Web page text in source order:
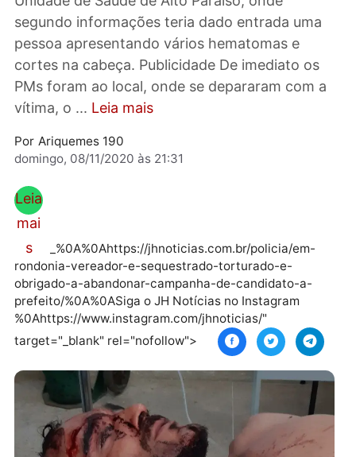
Polícia Militar foi acionada a comparecer na
Unidade de Saúde de Alto Paraíso, onde
segundo informações teria dado entrada
pessoa apresentando vários hematomas e
cortes na cabeça. Publicidade De imediato os
vítima, o ...Leia mais
Por Ariquemes 190
domingo, 08/11/2020 às 21:31
Leia
mai
s
_%0A%0Ahttps://jhnoticias.com.br/policia/em-
rondonia-vereador-e-sequestrado-torturado-e-
obrigado-a-abandonar-campanha-de-candidato-a-
prefeito/%0A%0ASiga o JH Notícias no Instagram
%0Ahttps://www.instagram.com/jhnoticias/"
target="_blank" rel="nofollow">